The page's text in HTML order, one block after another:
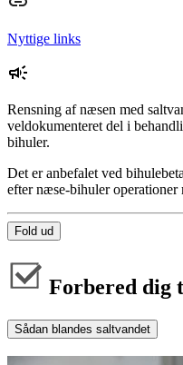
Nyttige links
Rensning af næsen med
veldokumenteret del i
bihuler.
Det er anbefalet ved
efter næse-bihuler operationer
Fold ud
Forbered dig
Sådan blandes saltvandet